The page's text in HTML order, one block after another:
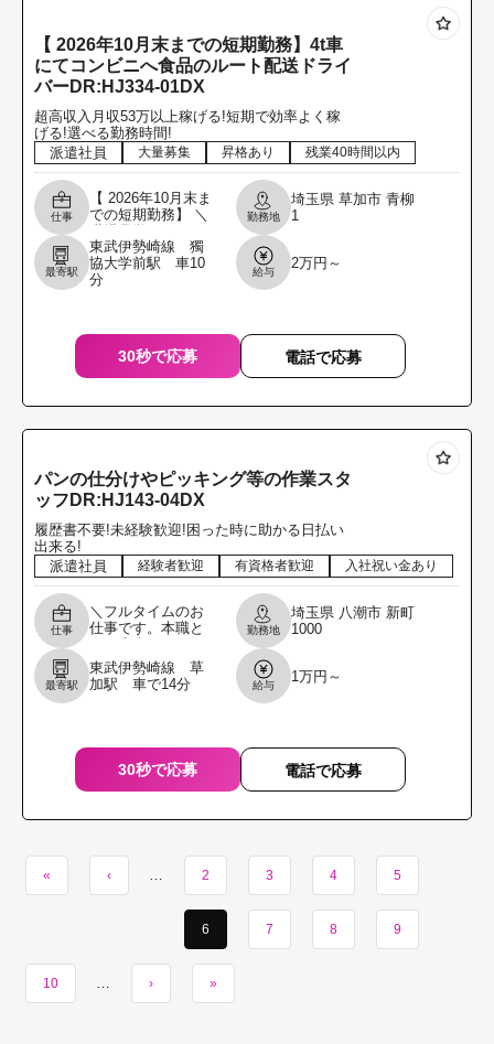
【 2026年10月末までの短期勤務】4t車
にてコンビニへ食品のルート配送ドライ
バーDR:HJ334-01DX
超高収入月収53万以上稼げる!短期で効率よく稼
げる!選べる勤務時間!
派遣社員
大量募集 昇格あり 残業40時間以内
仕事
【 2026年10月末ま
での短期勤務】 ＼
OKです!履歴書不
要!／ 4t車にてコン
ビニへ常温食品の
勤務地
埼玉県 草加市 青柳
1
最寄駅
東武伊勢崎線 獨
協大学前駅 車10
分
給与
2万円～
30秒で応募 電話で応募
パンの仕分けやピッキング等の作業スタ
ッフDR:HJ143-04DX
履歴書不要!未経験歓迎!困った時に助かる日払い
出来る!
派遣社員
経験者歓迎 有資格者歓迎 入社祝い金あり
仕事
＼フルタイムのお
仕事です。本職と
る方を募集しま
す。／ パンの仕分
けやピッキング等
勤務地
埼玉県 八潮市 新町
1000
最寄駅
東武伊勢崎線 草
加駅 車で14分
給与
1万円～
30秒で応募 電話で応募
« ‹ … 2 3 4 5
6 7 8 9
10 … › »